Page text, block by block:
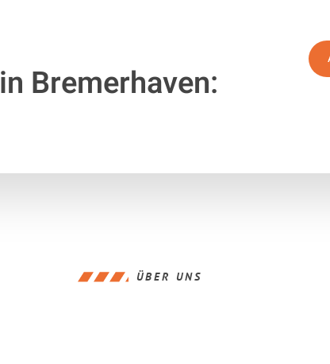
in Bremerhaven:
ÜBER UNS